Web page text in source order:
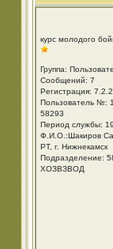
курс молодого
Группа:
Сообщений: 7
Регистрация:
Пользователь №:
58293
Период службы:
Ф.И.О.:Шакиров
РТ, г. Нижнекамск
Подразделение:
ХОЗВЗВОД